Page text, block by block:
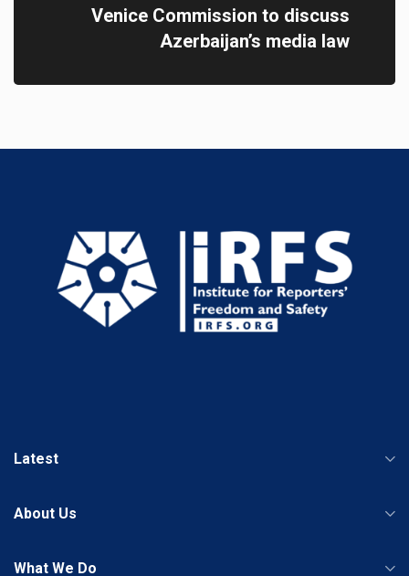
Venice Commission to discuss
Azerbaijan’s media law
Latest
About Us
What We Do